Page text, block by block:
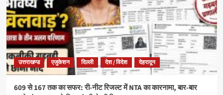
उत्तराखण्ड एजुकेशन दिल्ली देश / विदेश देहरादून
609 से 167 तक का सफर: री-नीट रिजल्ट में NTA का कारनामा, बार-बार